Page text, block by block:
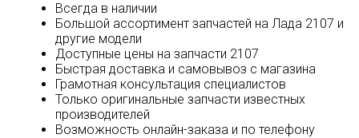
Всегда в наличии
Большой ассортимент запчастей на Лада 2107 и
другие модели
Доступные цены на запчасти 2107
Быстрая доставка и самовывоз с магазина
Грамотная консультация специалистов
Только оригинальные запчасти известных
производителей
Возможность онлайн-заказа и по телефону